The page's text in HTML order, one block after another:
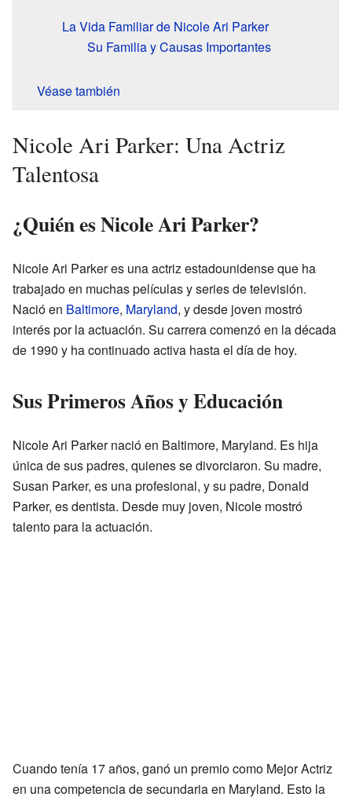
La Vida Familiar de Nicole Ari Parker
Su Familia y Causas Importantes
Véase también
Nicole Ari Parker: Una Actriz
Talentosa
¿Quién es Nicole Ari Parker?
Nicole Ari Parker es una actriz estadounidense que ha
trabajado en muchas películas y series de televisión.
Nació en Baltimore, Maryland, y desde joven mostró
interés por la actuación. Su carrera comenzó en la década
de 1990 y ha continuado activa hasta el día de hoy.
Sus Primeros Años y Educación
Nicole Ari Parker nació en Baltimore, Maryland. Es hija
única de sus padres, quienes se divorciaron. Su madre,
Susan Parker, es una profesional, y su padre, Donald
Parker, es dentista. Desde muy joven, Nicole mostró
talento para la actuación.
Cuando tenía 17 años, ganó un premio como Mejor Actriz
en una competencia de secundaria en Maryland. Esto la